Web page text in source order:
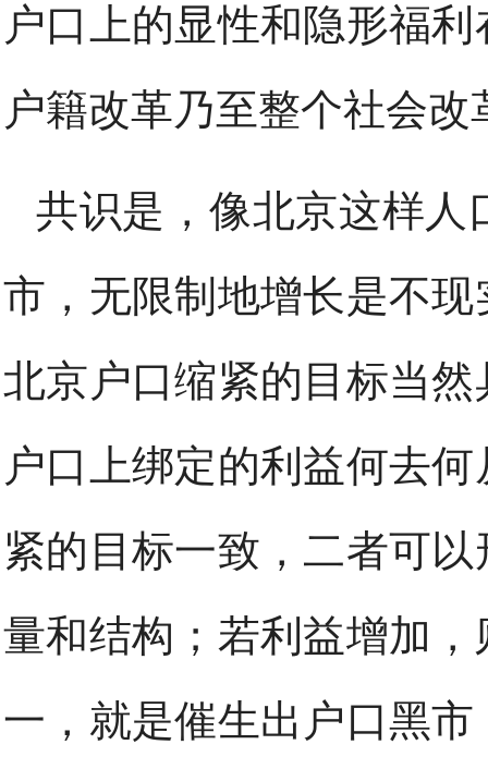
户口上的显性和隐形福
户籍改革乃至整个社会
共识是，像北京这样人
市，无限制地增长是不
北京户口缩紧的目标当
户口上绑定的利益何去
紧的目标一致，二者可
量和结构；若利益增加
一，就是催生出户口黑